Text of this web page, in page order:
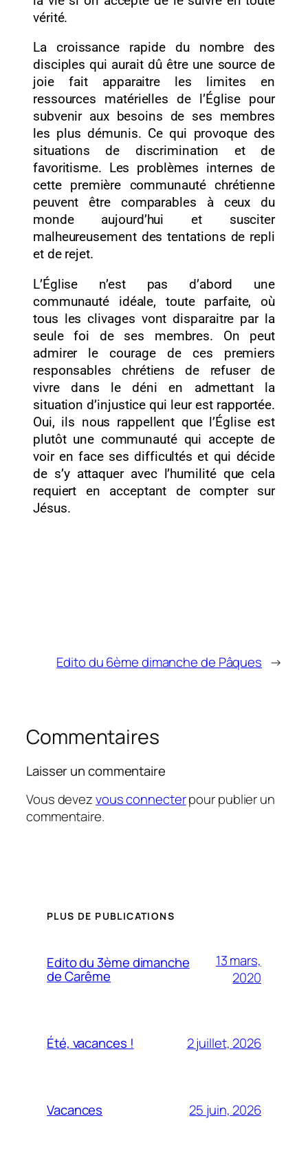
vérité.
La croissance rapide du nombre des
disciples qui aurait dû être une source de
joie fait apparaitre les limites en
ressources matérielles de l’Église pour
subvenir aux besoins de ses membres
les plus démunis. Ce qui provoque des
situations de discrimination et de
favoritisme. Les problèmes internes de
cette première communauté chrétienne
peuvent être comparables à ceux du
monde aujourd’hui et susciter
malheureusement des tentations de repli
et de rejet.
L’Église n’est pas d’abord une
communauté idéale, toute parfaite, où
tous les clivages vont disparaitre par la
seule foi de ses membres. On peut
admirer le courage de ces premiers
responsables chrétiens de refuser de
vivre dans le déni en admettant la
situation d’injustice qui leur est rapportée.
Oui, ils nous rappellent que l’Église est
plutôt une communauté qui accepte de
voir en face ses difficultés et qui décide
de s’y attaquer avec l’humilité que cela
requiert en acceptant de compter sur
Jésus.
Edito du 6ème dimanche de Pâques →
Commentaires
Laisser un commentaire
Vous devezvous connecterpour publier un
commentaire.
PLUS DE PUBLICATIONS
Edito du 3ème dimanche
de Carême
13 mars,
2020
Été, vacances ! 2 juillet, 2026
Vacances 25 juin, 2026